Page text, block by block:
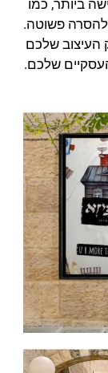
ביותר, כמו
להסרה פשוטה.
שלכם
שלכם.